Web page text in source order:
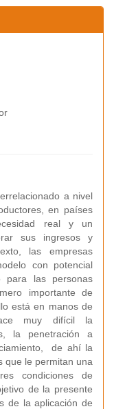
a nivel
en países
real y un
sus ingresos y
las empresas
con potencial
para las personas
importante de
está en manos de
muy difícil la
la penetración a
de ahí la
que le permitan una
condiciones de
de la presente
de la aplicación de